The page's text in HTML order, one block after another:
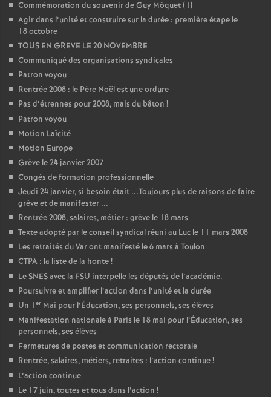
Commémoration du souvenir de Guy Môquet (1)
Agir dans l’unité et construire sur la durée : première étape le
18 octobre
TOUS EN GREVE LE 20 NOVEMBRE
Communiqué des organisations syndicales
Patron voyou
Rentrée 2008 : le Père Noël est une ordure
Pas d’étrennes pour 2008, mais du bâton !
Patron voyou
Motion Laïcité
Motion Europe
Grève le 24 janvier 2007
Congés de formation professionnelle
Jeudi 24 janvier, si besoin était ...Toujours plus de raisons de faire
grève et de manifester ...
Rentrée 2008, salaires, métier : grève le 18 mars
Texte adopté par le conseil syndical réuni au Luc le 11 mars 2008
Les retraités du Var ont manifesté le 6 mars à Toulon
CTPA : la liste de la honte!
Le SNES avec la FSU interpelle les députés de l’académie.
Poursuivre et amplifier l’action dans l’unité et la durée
Un 1 er Mai pour l’Éducation, ses personnels, ses élèves
Manifestation nationale à Paris le 18 mai pour l’Éducation, ses
personnels, ses élèves
Fermetures de postes et communication rectorale
Rentrée, salaires, métiers, retraites : l’action continue!
L’action continue
Le 17 juin, toutes et tous dans l’action !